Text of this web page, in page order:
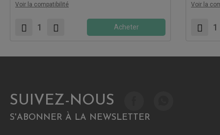
Voir la compatibilité
Acheter
Voir la
SUIVEZ-NOUS
S'ABONNER À LA NEWSLETTER